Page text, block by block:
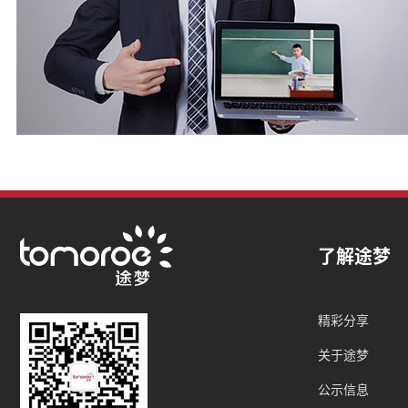
了解途梦
精彩分享
关于途梦
公示信息